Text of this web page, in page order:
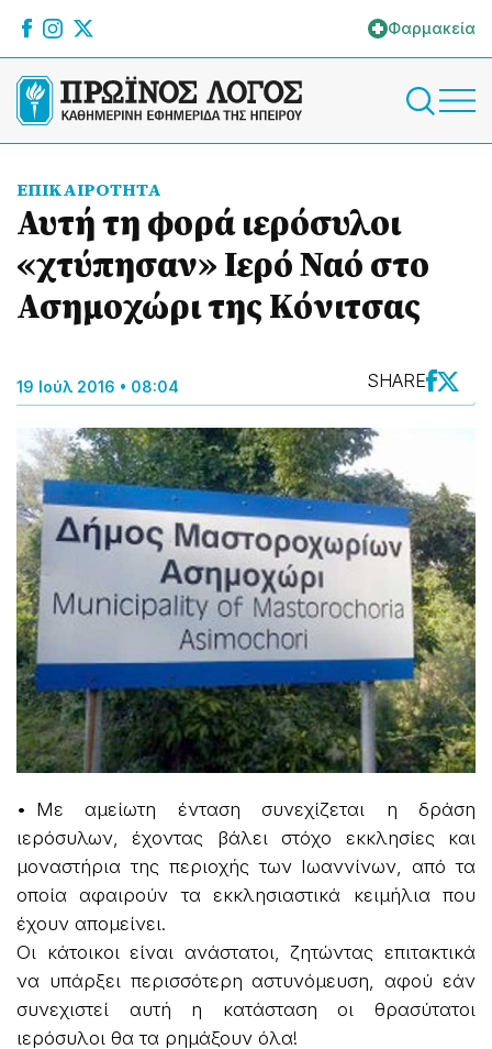
Φαρμακεία
ΕΠΙΚΑΙΡΟΤΗΤΑ
Αυτή τη φορά ιερόσυλοι
«χτύπησαν» Ιερό Ναό στο
Ασημοχώρι της Κόνιτσας
19 Ιούλ 2016 • 08:04 SHARE
• Με αμείωτη ένταση συνεχίζεται η δράση
ιερόσυλων, έχοντας βάλει στόχο εκκλησίες και
μοναστήρια της περιοχής των Ιωαννίνων, από τα
οποία αφαιρούν τα εκκλησιαστικά κειμήλια που
έχουν απομείνει.
Οι κάτοικοι είναι ανάστατοι, ζητώντας επιτακτικά
να υπάρξει περισσότερη αστυνόμευση, αφού εάν
συνεχιστεί αυτή η κατάσταση οι θρασύτατοι
ιερόσυλοι θα τα ρημάξουν όλα!